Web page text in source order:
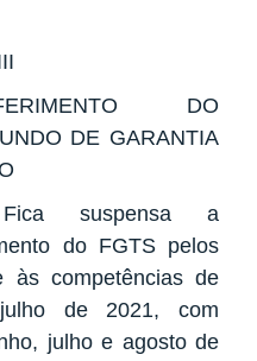
DO
DE GARANTIA
suspensa a
do FGTS pelos
às competências de
de 2021, com
julho e agosto de